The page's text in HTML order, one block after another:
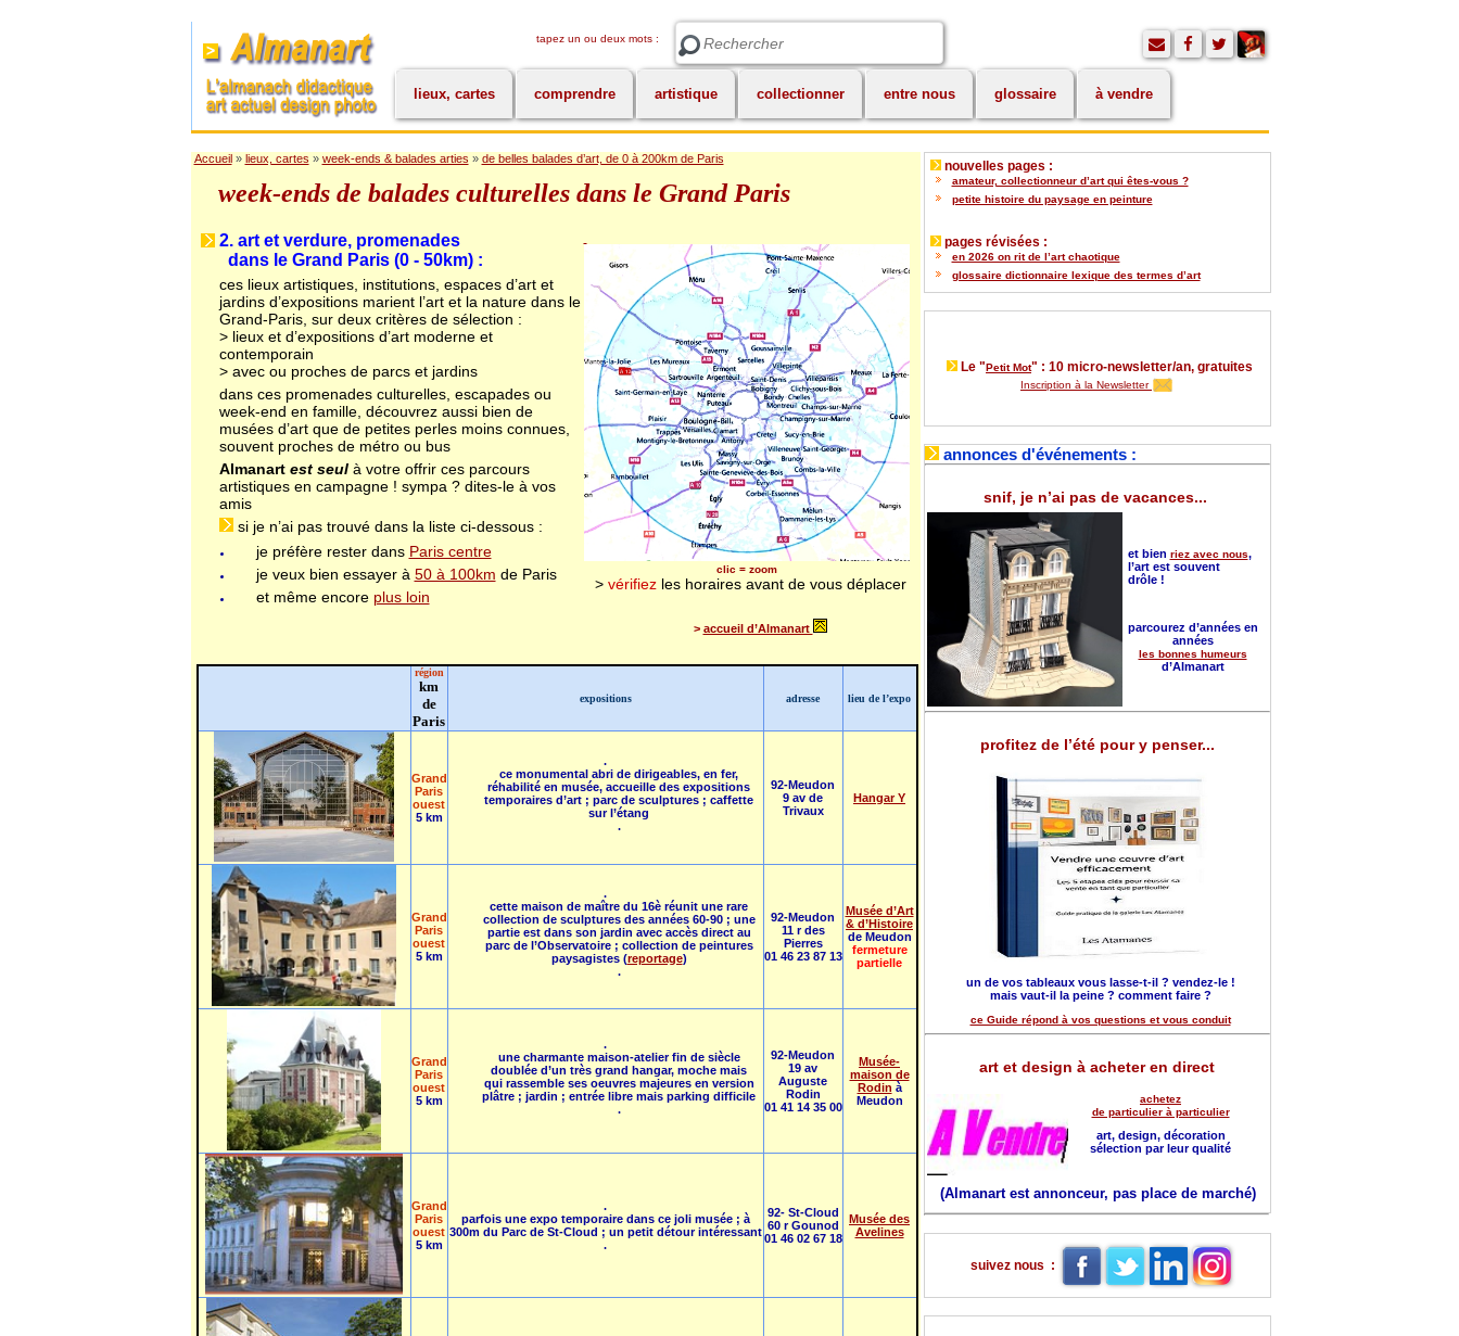
tapez un ou deux mots : Rechercher
lieux, cartes comprendre artistique collectionner entre nous glossaire à vendre
Accueil» lieux, cartes » week-ends & balades arties » de belles balades d’art, de 0 à 200km de Paris
week-ends de balades culturelles dans le Grand Paris
2. art et verdure, promenades
dans le Grand Paris (0 - 50km) :
ces lieux artistiques, institutions, espaces d’art et
jardins d’expositions marient l’art et la nature dans le
Grand-Paris, sur deux critères de sélection :
> lieux et d’expositions d’art moderne et
contemporain
> avec ou proches de parcs et jardins
dans ces promenades culturelles, escapades ou
week-end en famille, découvrez aussi bien de
musées d’art que de petites perles moins connues,
souvent proches de métro ou bus
Almanart est seulà votre offrir ces parcours
artistiques en campagne ! sympa ? dites-le à vos
amis
si je n’ai pas trouvé dans la liste ci-dessous :
je préfère rester dans Paris centre
je veux bien essayer à 50 à 100km de Paris
et même encore plus loin
clic = zoom
> vérifiezles horaires avant de vous déplacer
> accueil d’Almanart
région
km
de
Paris
expositions adresse lieu de l’expo
Grand
Paris
ouest
5 km
.
ce monumental abri de dirigeables, en fer,
réhabilité en musée, accueille des expositions
temporaires d’art ; parc de sculptures ; caffette
sur l’étang
.
92-Meudon
9 av de
Trivaux
Hangar Y
Grand
Paris
ouest
5 km
.
cette maison de maître du 16è réunit une rare
collection de sculptures des années 60-90 ; une
partie est dans son jardin avec accès direct au
parc de l’Observatoire ; collection de peintures
paysagistes (reportage)
.
92-Meudon
11 r des
Pierres
01 46 23 87 13
Musée d’Art
& d’Histoire
de Meudon
fermeture
partielle
Grand
Paris
ouest
5 km
.
une charmante maison-atelier fin de siècle
doublée d’un très grand hangar, moche mais
qui rassemble ses oeuvres majeures en version
plâtre ; jardin ; entrée libre mais parking difficile
.
92-Meudon
19 av
Auguste
Rodin
01 41 14 35 00
Musée-
maison de
Rodin à
Meudon
Grand
Paris
ouest
5 km
.
parfois une expo temporaire dans ce joli musée ; à
300m du Parc de St-Cloud ; un petit détour intéressant
.
92- St-Cloud
60 r Gounod
01 46 02 67 18
Musée des
Avelines
nouvelles pages :
amateur, collectionneur d’art qui êtes-vous ?
petite histoire du paysage en peinture
pages révisées :
en 2026 on rit de l’art chaotique
glossaire dictionnaire lexique des termes d’art
Le "Petit Mot" : 10 micro-newsletter/an, gratuites
Inscription à la Newsletter
annonces d'événements :
snif, je n’ai pas de vacances...
et bien riez avec nous,
l’art est souvent
drôle !
parcourez d’années en
années
les bonnes humeurs
d’Almanart
profitez de l’été pour y penser...
un de vos tableaux vous lasse-t-il ? vendez-le !
mais vaut-il la peine ? comment faire ?
ce Guide répond à vos questions et vous conduit
art et design à acheter en direct
achetez
de particulier à particulier
art, design, décoration
sélection par leur qualité
(Almanart est annonceur, pas place de marché)
suivez nous :